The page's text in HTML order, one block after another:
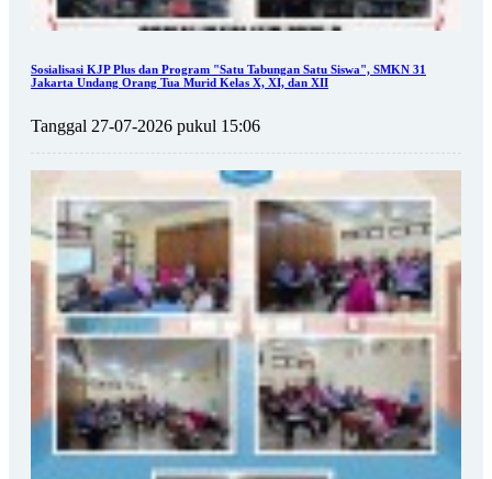
Sosialisasi KJP Plus dan Program "Satu Tabungan Satu Siswa", SMKN 31
Jakarta Undang Orang Tua Murid Kelas X, XI, dan XII
Tanggal 27-07-2026 pukul 15:06